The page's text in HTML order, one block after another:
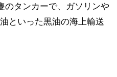
のタンカーで、ガソリンや
といった黒油の海上輸送